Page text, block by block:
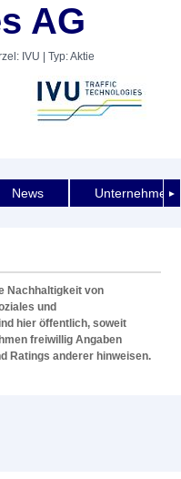
AG
IVU | Typ: Aktie
►
News
Nachhaltigkeit von
und
hier öffentlich, soweit
freiwillig Angaben
Ratings anderer hinweisen.